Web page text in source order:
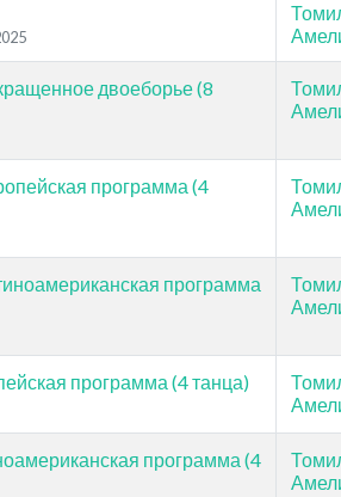
двоеборье (8
программа (4
программа
программа (4 танца)
программа (4